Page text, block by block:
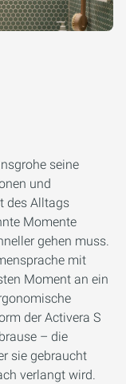
seine
und
des Alltags
Momente
gehen muss.
mit
Moment an ein
der Activera S
– die
sie gebraucht
verlangt wird.